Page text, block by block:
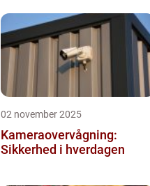
02 november 2025
Kameraovervågning:
Sikkerhed i hverdagen